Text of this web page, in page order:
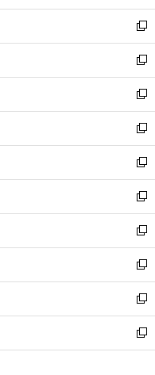
開
く
ウ
で
開
く
ン
ド
ウ
で
開
く
ウ
ィ
ン
ド
ウ
で
開
く
新
し
い
ウ
ィ
ン
ド
ウ
で
開
く
新
し
い
ウ
ィ
ン
ド
ウ
で
開
く
新
し
い
ウ
ィ
ン
ド
ウ
で
開
く
新
し
い
ウ
ィ
ン
ド
ウ
で
開
く
新
し
い
ウ
ィ
ン
ド
ウ
で
開
く
新
し
い
ウ
ィ
ン
ド
ウ
で
開
新
し
い
ウ
ィ
ン
ド
ウ
新
し
い
ウ
ィ
ン
新
し
い
ウ
新
し